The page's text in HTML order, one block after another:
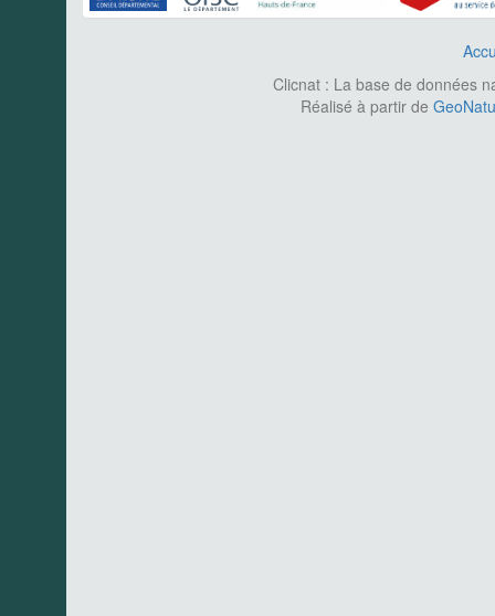
Clicnat : La base de données
Réalisé à partir de